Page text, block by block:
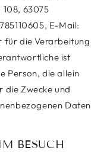
63075
E-Mail:
für die Verarbeitung
ist
Person, die allein
die Zwecke und
Daten
BESUCH